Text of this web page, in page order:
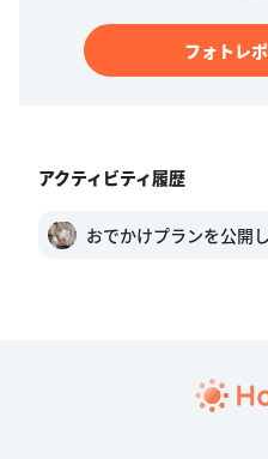
フォトレ
アクティビティ履歴
おでかけプランを公開